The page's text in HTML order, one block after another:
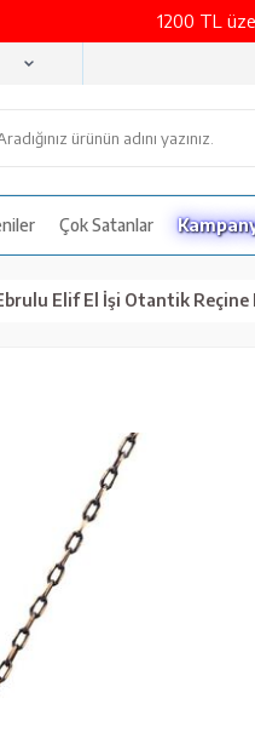
1200 TL
Çok Satanlar
Elif El İşi Otantik Reçine Kolye